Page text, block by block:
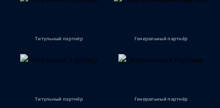
Титульный партнёр Генеральный партнёр
Титульный партнёр Генеральный партнёр